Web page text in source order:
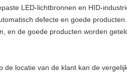
LED-lichtbronnen en HID-
defecte en goede
en de goede producten worden
locatie van de klant kan de